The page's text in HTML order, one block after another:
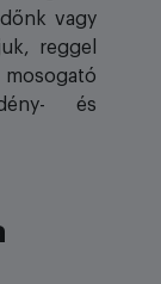
vagy
reggel
és